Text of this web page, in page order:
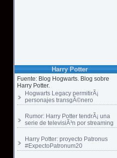
Harry Potter
Fuente: Blog Hogwarts. Blog sobre
Harry Potter.
Hogwarts Legacy permitirÃ¡
personajes transgÃ©nero
Rumor: Harry Potter tendrÃ¡ una
serie de televisiÃ³n por streaming
Harry Potter: proyecto Patronus
#ExpectoPatronum20